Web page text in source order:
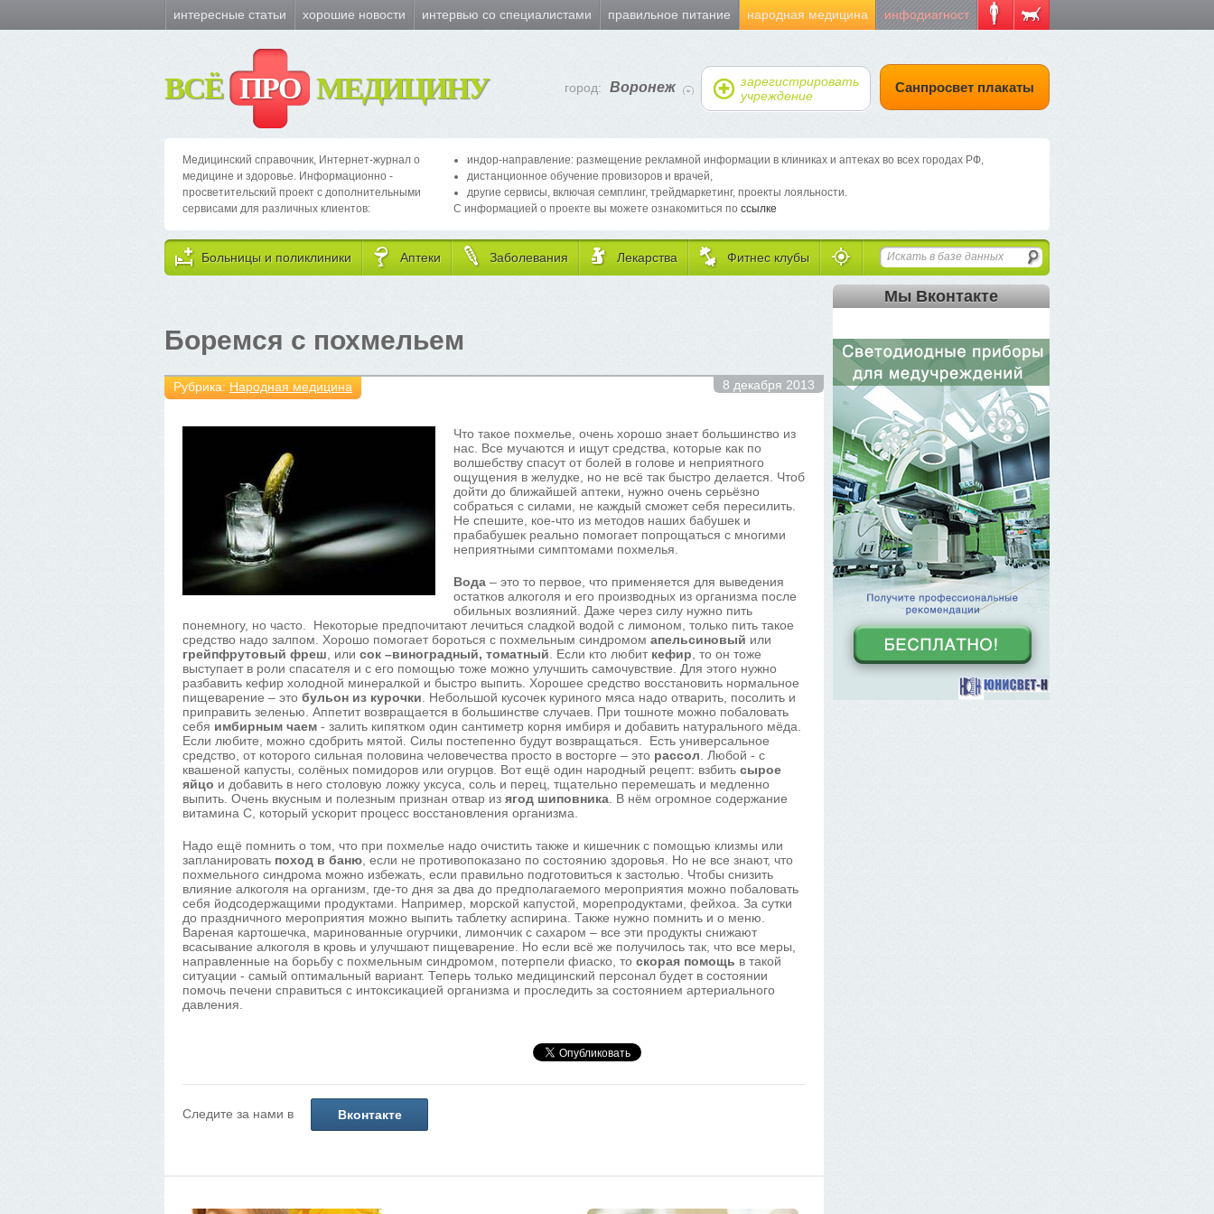
интересные статьи хорошие новости интервью со специалистами правильное питание народная медицина инфодиагност
ВСЁ ПРО МЕДИЦИНУ город: Воронеж
зарегистрировать
учреждение
Санпросвет плакаты
Медицинский справочник, Интернет-журнал о
медицине и здоровье. Информационно -
просветительский проект с дополнительными
сервисами для различных клиентов:
индор-направление: размещение рекламной информации в клиниках и аптеках во всех городах РФ,
дистанционное обучение провизоров и врачей,
другие сервисы, включая семплинг, трейдмаркетинг, проекты лояльности.
С информацией о проекте вы можете ознакомиться по ссылке
Больницы и поликлиники Аптеки Заболевания Лекарства Фитнес клубы
Боремся с похмельем
Рубрика: Народная медицина 8 декабря 2013
Что такое похмелье, очень хорошо знает большинство из
нас. Все мучаются и ищут средства, которые как по
волшебству спасут от болей в голове и неприятного
ощущения в желудке, но не всё так быстро делается. Чтоб
дойти до ближайшей аптеки, нужно очень серьёзно
собраться с силами, не каждый сможет себя пересилить.
Не спешите, кое-что из методов наших бабушек и
прабабушек реально помогает попрощаться с многими
неприятными симптомами похмелья.
Вода – это то первое, что применяется для выведения
остатков алкоголя и его производных из организма после
обильных возлияний. Даже через силу нужно пить
понемногу, но часто. Некоторые предпочитают лечиться сладкой водой с лимоном, только пить такое
средство надо залпом. Хорошо помогает бороться с похмельным синдромом апельсиновый или
грейпфрутовый фреш , или сок –виноградный, томатный . Если кто любит кефир , то он тоже
выступает в роли спасателя и с его помощью тоже можно улучшить самочувствие. Для этого нужно
разбавить кефир холодной минералкой и быстро выпить. Хорошее средство восстановить нормальное
пищеварение – это бульон из курочки . Небольшой кусочек куриного мяса надо отварить, посолить и
приправить зеленью. Аппетит возвращается в большинстве случаев. При тошноте можно побаловать
себя имбирным чаем - залить кипятком один сантиметр корня имбиря и добавить натурального мёда.
Если любите, можно сдобрить мятой. Силы постепенно будут возвращаться. Есть универсальное
средство, от которого сильная половина человечества просто в восторге – это рассол . Любой - с
квашеной капусты, солёных помидоров или огурцов. Вот ещё один народный рецепт: взбить сырое
яйцо и добавить в него столовую ложку уксуса, соль и перец, тщательно перемешать и медленно
выпить. Очень вкусным и полезным признан отвар из ягод шиповника . В нём огромное содержание
витамина С, который ускорит процесс восстановления организма.
Надо ещё помнить о том, что при похмелье надо очистить также и кишечник с помощью клизмы или
запланировать поход в баню , если не противопоказано по состоянию здоровья. Но не все знают, что
похмельного синдрома можно избежать, если правильно подготовиться к застолью. Чтобы снизить
влияние алкоголя на организм, где-то дня за два до предполагаемого мероприятия можно побаловать
себя йодсодержащими продуктами. Например, морской капустой, морепродуктами, фейхоа. За сутки
до праздничного мероприятия можно выпить таблетку аспирина. Также нужно помнить и о меню.
Вареная картошечка, маринованные огурчики, лимончик с сахаром – все эти продукты снижают
всасывание алкоголя в кровь и улучшают пищеварение. Но если всё же получилось так, что все меры,
направленные на борьбу с похмельным синдромом, потерпели фиаско, то скорая помощь в такой
ситуации - самый оптимальный вариант. Теперь только медицинский персонал будет в состоянии
помочь печени справиться с интоксикацией организма и проследить за состоянием артериального
давления.
Следите за нами в Вконтакте
Мы Вконтакте